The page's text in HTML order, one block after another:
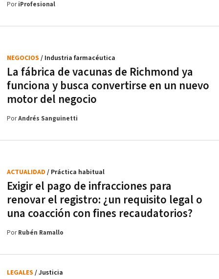
PoriProfesional
La fábrica de vacunas de Richmond ya
funciona y busca convertirse en un nuevo
motor del negocio
NEGOCIOS / Industria farmacéutica
PorAndrés Sanguinetti
Exigir el pago de infracciones para
renovar el registro: ¿un requisito legal o
una coacción con fines recaudatorios?
ACTUALIDAD / Práctica habitual
PorRubén Ramallo
LEGALES / Justicia